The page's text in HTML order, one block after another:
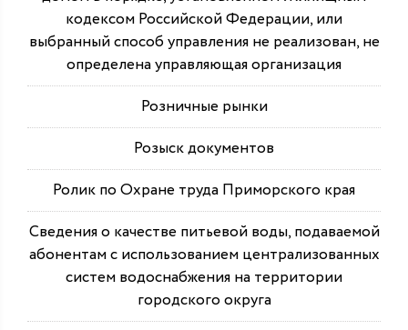
кодексом Российской Федерации, или
выбранный способ управления не реализован, не
определена управляющая организация
Розничные рынки
Розыск документов
Ролик по Охране труда Приморского края
Сведения о качестве питьевой воды, подаваемой
абонентам с использованием централизованных
систем водоснабжения на территории
городского округа